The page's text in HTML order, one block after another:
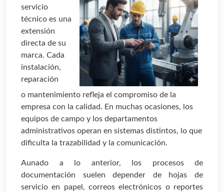
servicio
técnico es una
extensión
directa de su
marca. Cada
instalación,
reparación
o mantenimiento refleja el compromiso de la
empresa con la calidad. En muchas ocasiones, los
equipos de campo y los departamentos
administrativos operan en sistemas distintos, lo que
dificulta la trazabilidad y la comunicación.
Aunado a lo anterior, los procesos de
documentación suelen depender de hojas de
servicio en papel, correos electrónicos o reportes